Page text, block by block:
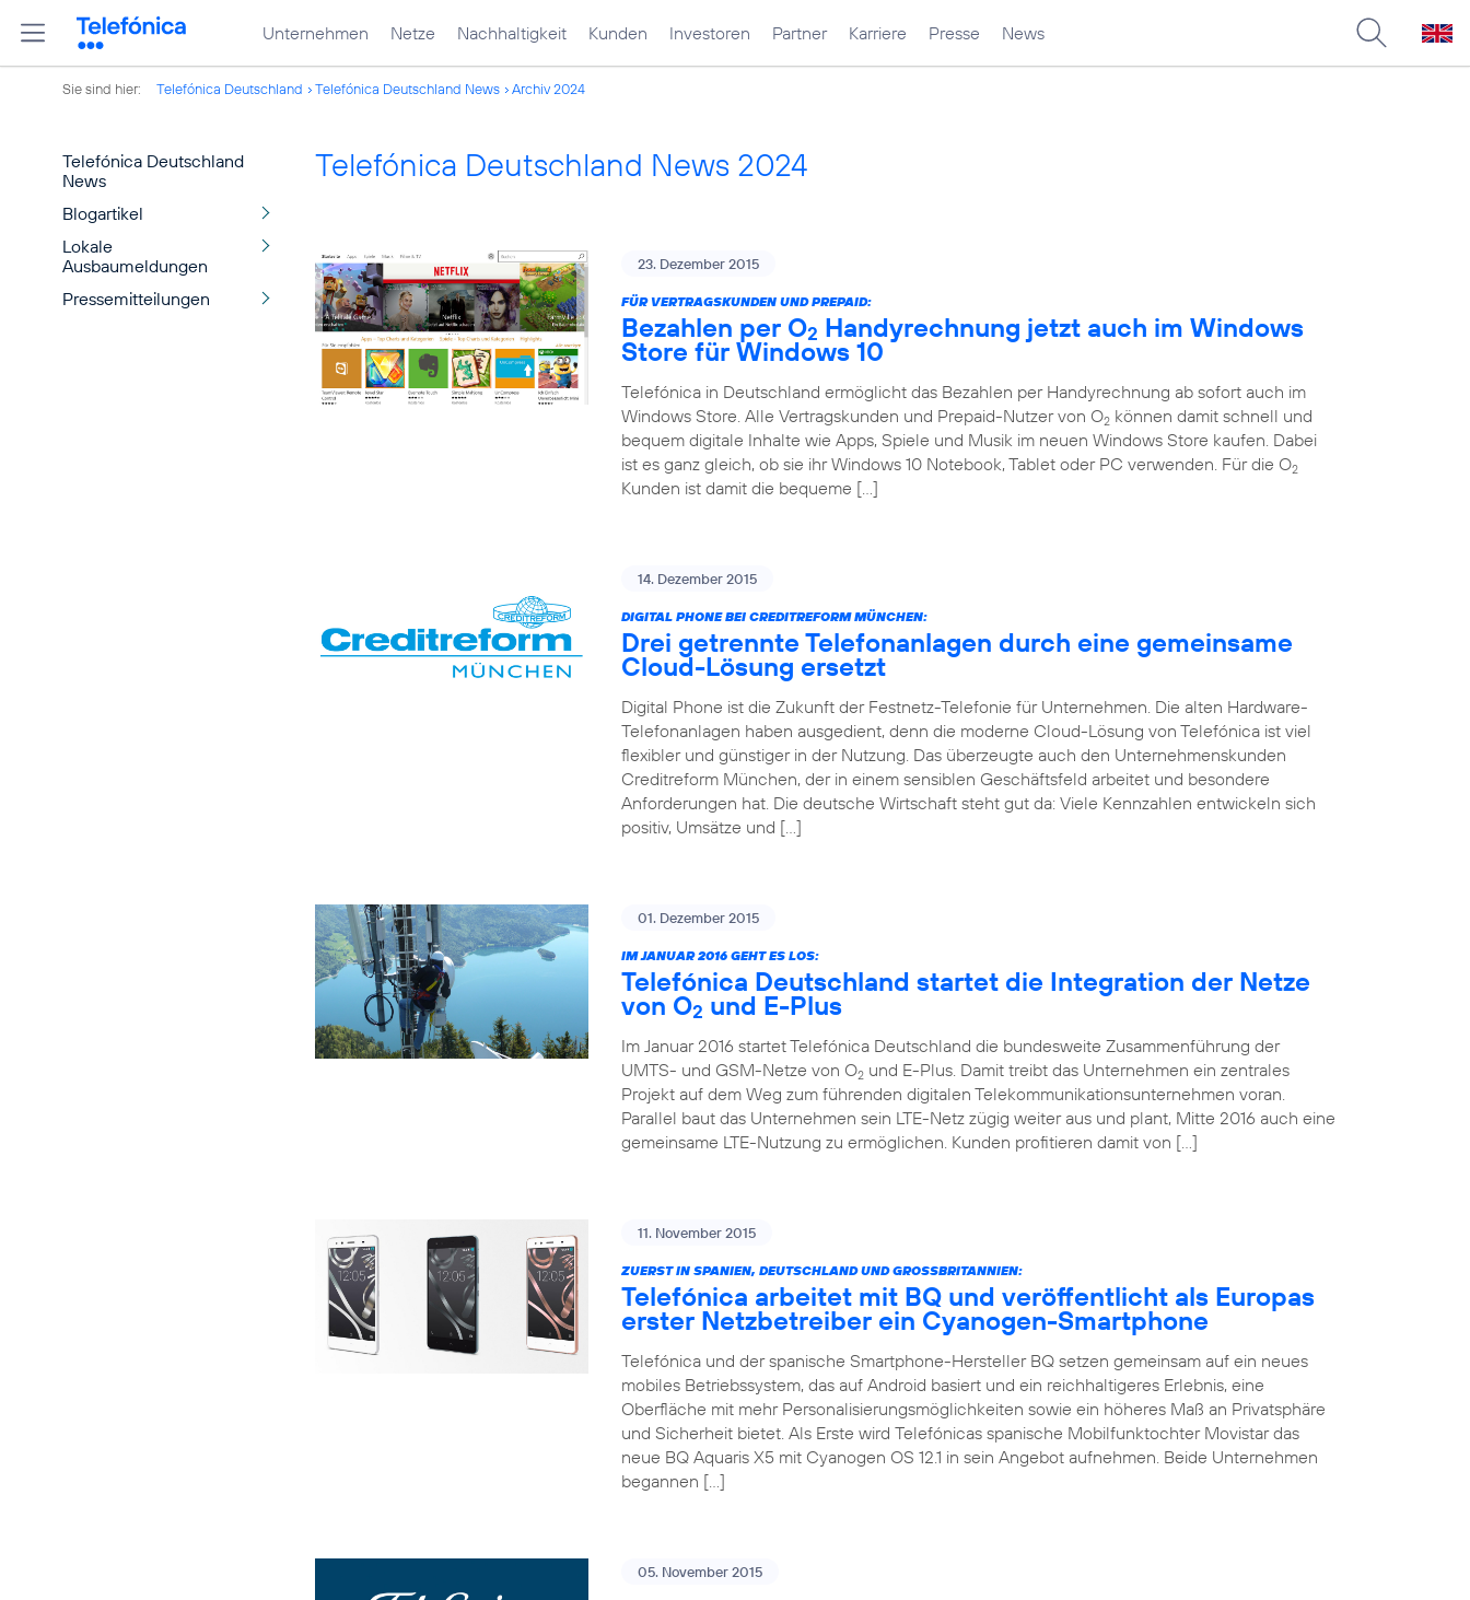
Unternehmen Netze Nachhaltigkeit Kunden Investoren Partner Karriere Presse News
Sie sind hier: Telefónica Deutschland Telefónica Deutschland News Archiv 2024
Telefónica Deutschland
News
Blogartikel
Lokale
Ausbaumeldungen
Pressemitteilungen
Telefónica Deutschland News 2024
23. Dezember 2015
FÜR VERTRAGSKUNDEN UND PREPAID:
Bezahlen per O2 Handyrechnung jetzt auch im Windows
Store für Windows 10
Telefónica in Deutschland ermöglicht das Bezahlen per Handyrechnung ab sofort auch im
Windows Store. Alle Vertragskunden und Prepaid-Nutzer von O2 können damit schnell und
bequem digitale Inhalte wie Apps, Spiele und Musik im neuen Windows Store kaufen. Dabei
ist es ganz gleich, ob sie ihr Windows 10 Notebook, Tablet oder PC verwenden. Für die O2
Kunden ist damit die bequeme […]
14. Dezember 2015
DIGITAL PHONE BEI CREDITREFORM MÜNCHEN:
Drei getrennte Telefonanlagen durch eine gemeinsame
Cloud-Lösung ersetzt
Digital Phone ist die Zukunft der Festnetz-Telefonie für Unternehmen. Die alten Hardware-
Telefonanlagen haben ausgedient, denn die moderne Cloud-Lösung von Telefónica ist viel
flexibler und günstiger in der Nutzung. Das überzeugte auch den Unternehmenskunden
Creditreform München, der in einem sensiblen Geschäftsfeld arbeitet und besondere
Anforderungen hat. Die deutsche Wirtschaft steht gut da: Viele Kennzahlen entwickeln sich
positiv, Umsätze und […]
01. Dezember 2015
IM JANUAR 2016 GEHT ES LOS:
Telefónica Deutschland startet die Integration der Netze
von O2 und E-Plus
Im Januar 2016 startet Telefónica Deutschland die bundesweite Zusammenführung der
UMTS- und GSM-Netze von O2 und E-Plus. Damit treibt das Unternehmen ein zentrales
Projekt auf dem Weg zum führenden digitalen Telekommunikationsunternehmen voran.
Parallel baut das Unternehmen sein LTE-Netz zügig weiter aus und plant, Mitte 2016 auch eine
gemeinsame LTE-Nutzung zu ermöglichen. Kunden profitieren damit von […]
11. November 2015
ZUERST IN SPANIEN, DEUTSCHLAND UND GROSSBRITANNIEN:
Telefónica arbeitet mit BQ und veröffentlicht als Europas
erster Netzbetreiber ein Cyanogen-Smartphone
Telefónica und der spanische Smartphone-Hersteller BQ setzen gemeinsam auf ein neues
mobiles Betriebssystem, das auf Android basiert und ein reichhaltigeres Erlebnis, eine
Oberfläche mit mehr Personalisierungsmöglichkeiten sowie ein höheres Maß an Privatsphäre
und Sicherheit bietet. Als Erste wird Telefónicas spanische Mobilfunktochter Movistar das
neue BQ Aquaris X5 mit Cyanogen OS 12.1 in sein Angebot aufnehmen. Beide Unternehmen
begannen […]
05. November 2015